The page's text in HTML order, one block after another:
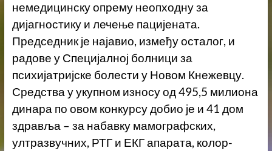
немедицинску опрему неопходну за
дијагностику и лечење пацијената.
Председник је најавио, између осталог, и
радове у Специјалној болници за
психијатријске болести у Новом Кнежевцу.
Средства у укупном износу од 495,5 милиона
динара по овом конкурсу добио је и 41 дом
здравља – за набавку мамографских,
ултразвучних, РТГ и ЕКГ апарата, колор-